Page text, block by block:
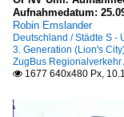
Aufnahmedatum:
Robin Emslander
Deutschland / Städte S -
3. Generation (Lion's
ZugBus
 1677 640x480 Px,